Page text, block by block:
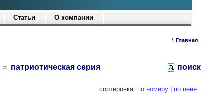
Статьи О компании
\ Главная
патриотическая серия поиск
сортировка: по номеру по цене